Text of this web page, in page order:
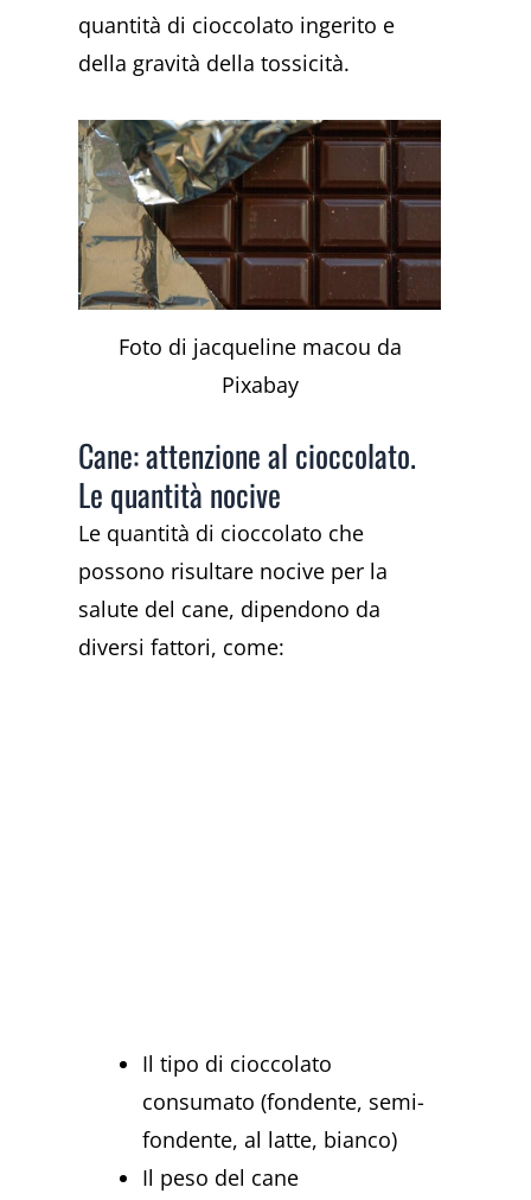
quantità di cioccolato ingerito e
della gravità della tossicità.
Foto di jacqueline macou da
Pixabay
Cane: attenzione al cioccolato.
Le quantità nocive
Le quantità di cioccolato che
possono risultare nocive per la
salute del cane, dipendono da
diversi fattori, come:
Il tipo di cioccolato
consumato (fondente, semi-
fondente, al latte, bianco)
Il peso del cane